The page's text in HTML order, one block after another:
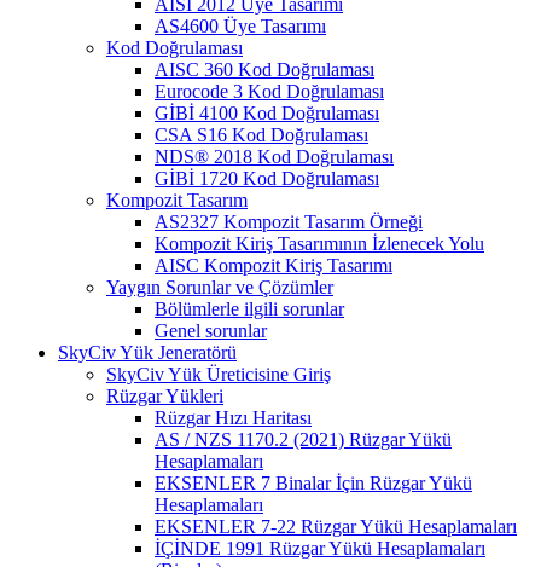
AISI 2012 Üye Tasarımı
AS4600 Üye Tasarımı
Kod Doğrulaması
AISC 360 Kod Doğrulaması
Eurocode 3 Kod Doğrulaması
GİBİ 4100 Kod Doğrulaması
CSA S16 Kod Doğrulaması
NDS® 2018 Kod Doğrulaması
GİBİ 1720 Kod Doğrulaması
Kompozit Tasarım
AS2327 Kompozit Tasarım Örneği
Kompozit Kiriş Tasarımının İzlenecek Yolu
AISC Kompozit Kiriş Tasarımı
Yaygın Sorunlar ve Çözümler
Bölümlerle ilgili sorunlar
Genel sorunlar
SkyCiv Yük Jeneratörü
SkyCiv Yük Üreticisine Giriş
Rüzgar Yükleri
Rüzgar Hızı Haritası
AS / NZS 1170.2 (2021) Rüzgar Yükü
Hesaplamaları
EKSENLER 7 Binalar İçin Rüzgar Yükü
Hesaplamaları
EKSENLER 7-22 Rüzgar Yükü Hesaplamaları
İÇİNDE 1991 Rüzgar Yükü Hesaplamaları